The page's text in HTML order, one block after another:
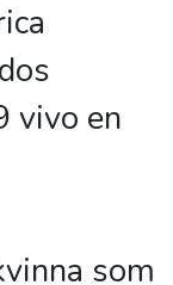
vivo en
som